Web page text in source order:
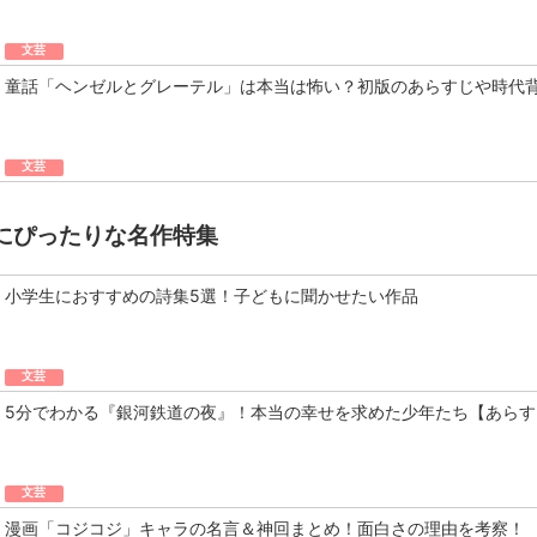
文芸
童話「ヘンゼルとグレーテル」は本当は怖い？初版のあらすじや時代
文芸
ぴったりな名作特集
小学生におすすめの詩集5選！子どもに聞かせたい作品
文芸
5分でわかる『銀河鉄道の夜』！本当の幸せを求めた少年たち【あら
文芸
漫画「コジコジ」キャラの名言＆神回まとめ！面白さの理由を考察！